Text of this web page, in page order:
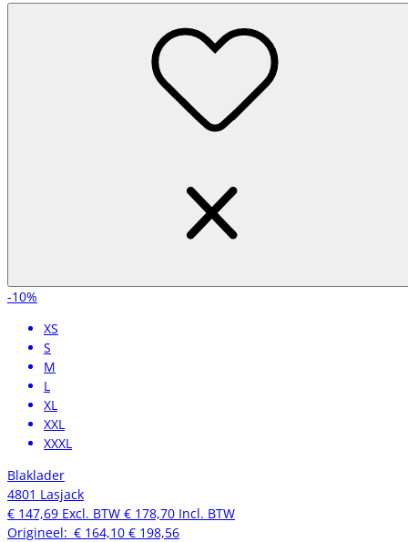
-10%
XS
S
M
L
XL
XXL
XXXL
Blaklader
4801 Lasjack
€ 147,69 Excl. BTW € 178,70 Incl. BTW
Origineel: € 164,10 € 198,56